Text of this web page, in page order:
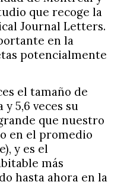
que recoge la
Journal Letters.
en la
potencialmente
el tamaño de
5,6 veces su
que nuestro
en el promedio
y es el
más
hasta ahora en la